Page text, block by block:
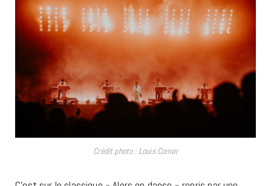
Crédit photo : Louis Comar